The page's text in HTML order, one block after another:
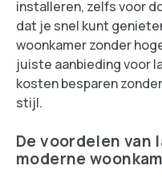
installeren, zelfs voor
dat je snel kunt
woonkamer zonder
juiste aanbieding voor
kosten besparen
stijl.
De voordelen van
moderne